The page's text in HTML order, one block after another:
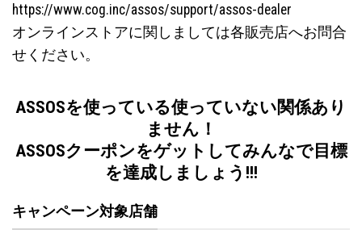
https://www.cog.inc/assos/support/assos-dealer
オンラインストアに関しましては各販売店へお問合
せください。
ASSOSを使っている使っていない関係あり
ません！
ASSOSクーポンをゲットしてみんなで目標
を達成しましょう!!!
キャンペーン対象店舗